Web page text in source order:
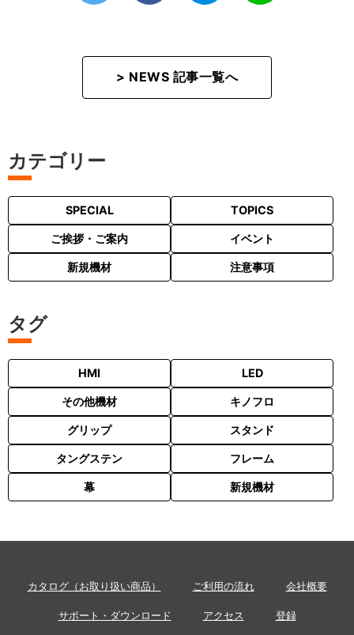
> NEWS 記事一覧へ
カテゴリー
SPECIAL TOPICS
ご挨拶・ご案内 イベント
新規機材 注意事項
タグ
HMI LED
その他機材 キノフロ
グリップ スタンド
タングステン フレーム
幕 新規機材
カタログ（お取り扱い商品） ご利用の流れ 会社概要
サポート・ダウンロード アクセス 登録